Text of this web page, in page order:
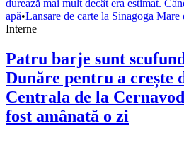
durează mai mult decât era estimat.
apă•Lansare de carte la Sinagoga Mare
Interne
Patru barje sunt
Dunăre pentru a crește
Centrala de la
fost amânată o zi